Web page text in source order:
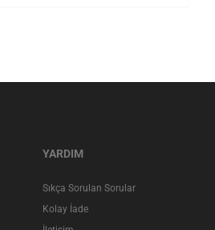
YARDIM
Sıkça Sorulan Sorular
Kolay İade